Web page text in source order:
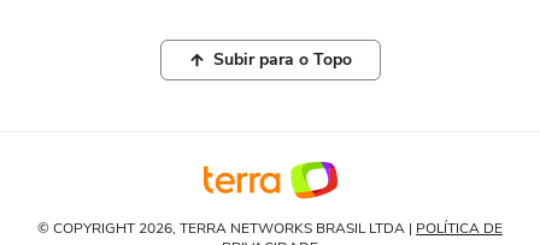
Subir para o Topo
© COPYRIGHT 2026, TERRA NETWORKS BRASIL LTDA | POLÍTICA DE